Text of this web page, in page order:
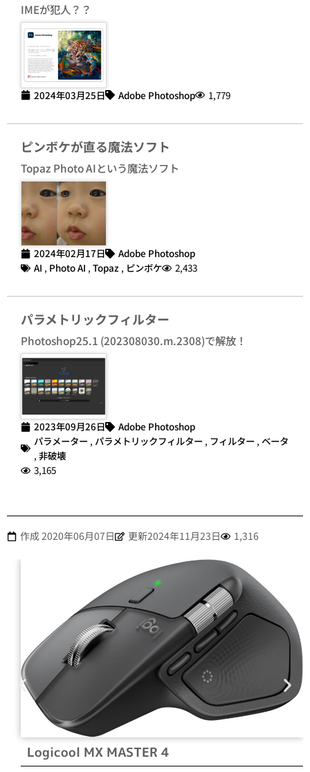
IMEが犯人？？
2024年03月25日 Adobe Photoshop 1,779
ピンボケが直る魔法ソフト
Topaz Photo AIという魔法ソフト
2024年02月17日
Adobe Photoshop
AI , Photo AI , Topaz , ピンボケ 2,433
パラメトリックフィルター
Photoshop25.1 (202308030.m.2308)で解放！
2023年09月26日
Adobe Photoshop
パラメーター , パラメトリックフィルター , フィルター , ベータ
, 非破壊
3,165
作成2020年06月07日 更新2024年11月23日 1,316
Logicool MX MASTER 4